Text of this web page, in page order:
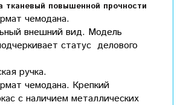
тканевый повышенной прочности
чемодана.
внешний вид. Модель
статус делового
ручка.
чемодана. Крепкий
с наличием металлических